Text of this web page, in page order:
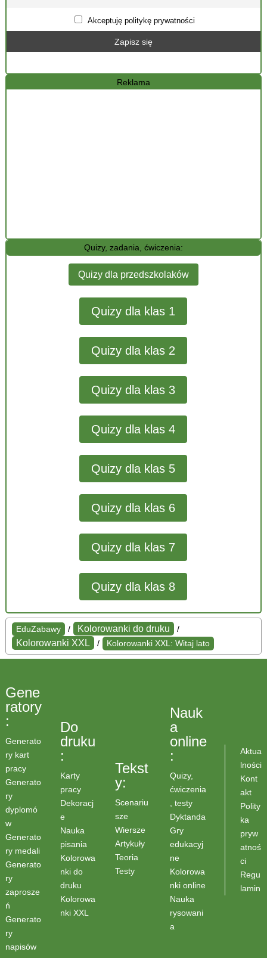
Akceptuję politykę prywatności
Reklama
Quizy, zadania, ćwiczenia:
Quizy dla przedszkolaków
Quizy dla klas 1
Quizy dla klas 2
Quizy dla klas 3
Quizy dla klas 4
Quizy dla klas 5
Quizy dla klas 6
Quizy dla klas 7
Quizy dla klas 8
EduZabawy / Kolorowanki do druku /
Kolorowanki XXL / Kolorowanki XXL: Witaj lato
Gene
ratory
:
Generato
ry kart
pracy
Generato
ry
dyplomó
w
Generato
ry medali
Generato
ry
zaprosze
ń
Generato
ry
napisów
Do
druku
:
Karty
pracy
Dekoracj
e
Nauka
pisania
Kolorowa
nki do
druku
Kolorowa
nki XXL
Tekst
y:
Scenariu
sze
Wiersze
Artykuły
Teoria
Testy
Nauk
a
online
:
Quizy,
ćwiczenia
, testy
Dyktanda
Gry
edukacyj
ne
Kolorowa
nki online
Nauka
rysowani
a
Aktua
lności
Kont
akt
Polity
ka
pryw
atnoś
ci
Regu
lamin